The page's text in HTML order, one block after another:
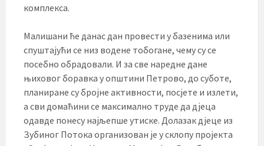
комплекса.
Малишани ће данас дан провести у базенима или
спуштајући се низ водене тобогане, чему су се
посебно обрадовали. И за све наредне дане
њиховог боравка у општини Петрово, до суботе,
планиране су бројне активности, посјете и излети,
а сви домаћини се максимално труде да дјеца
одавде понесу најљепше утиске. Долазак дјеце из
Зубиног Потока организован је у склопу пројекта